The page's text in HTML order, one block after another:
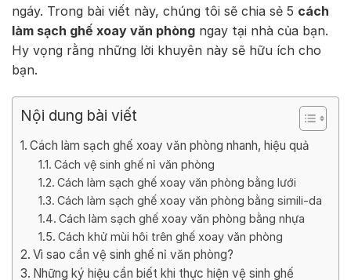
ngáy. Trong bài viết này, chúng tôi sẽ chia sẻ 5 cách
làm sạch ghế xoay văn phòng ngay tại nhà của bạn.
Hy vọng rằng những lời khuyên này sẽ hữu ích cho
bạn.
Nội dung bài viết
Cách làm sạch ghế xoay văn phòng nhanh, hiệu quả
Cách vệ sinh ghế nỉ văn phòng
Cách làm sạch ghế xoay văn phòng bằng lưới
Cách làm sạch ghế xoay văn phòng bằng simili-da
Cách làm sạch ghế xoay văn phòng bằng nhựa
Cách khử mùi hôi trên ghế xoay văn phòng
Vì sao cần vệ sinh ghế nỉ văn phòng?
Những ký hiệu cần biết khi thực hiện vệ sinh ghế